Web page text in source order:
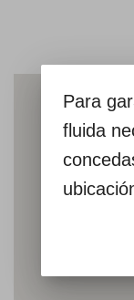
Para
fluida